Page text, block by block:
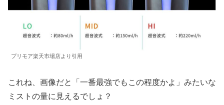
プリモア楽天市場店より引用
これね、画像だと「一番最強でもこの程度かよ」みたいな
ミストの量に見えるでしょ？